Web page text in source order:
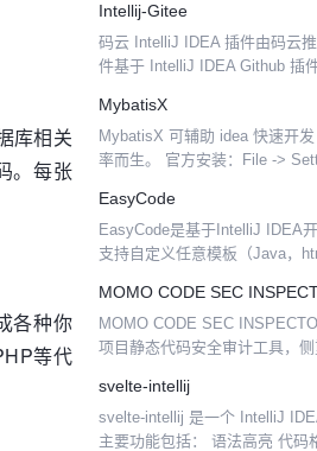
库相关
。每张
各种你
等代
Intellij-Gitee
码云 IntelliJ IDEA 插件由码云
件基于 IntelliJ IDEA Github 插
MybatisX
MybatisX 可辅助 idea 快速开
率而生。 官方安装：File ->
EasyCode
EasyCode是基于IntelliJ IDEA
支持自定义任意模板（Java，
成。支持数据库类型与java...
MOMO CODE SEC
MOMO CODE SEC
项目静态代码安全审计工具，
件利用IDEA原生Inspectio...
svelte-intellij
svelte-intellij 是一个 IntelliJ
主要功能包括： 语法高亮 代码